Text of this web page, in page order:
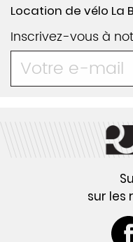
Location de vélo La
Inscrivez-vous à
sur les